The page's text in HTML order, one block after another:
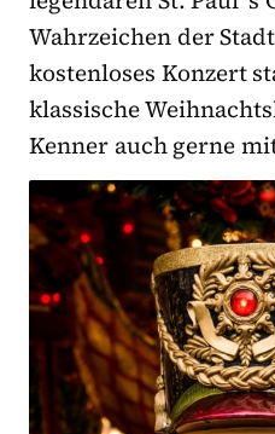
Wahrzeichen der
kostenloses Konzert
klassische
Kenner auch gerne